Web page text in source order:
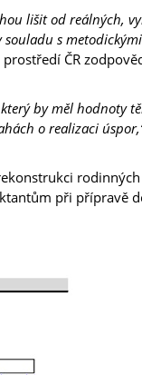
lišit od reálných,
s
ČR
by měl hodnoty
o realizaci
při přípravě